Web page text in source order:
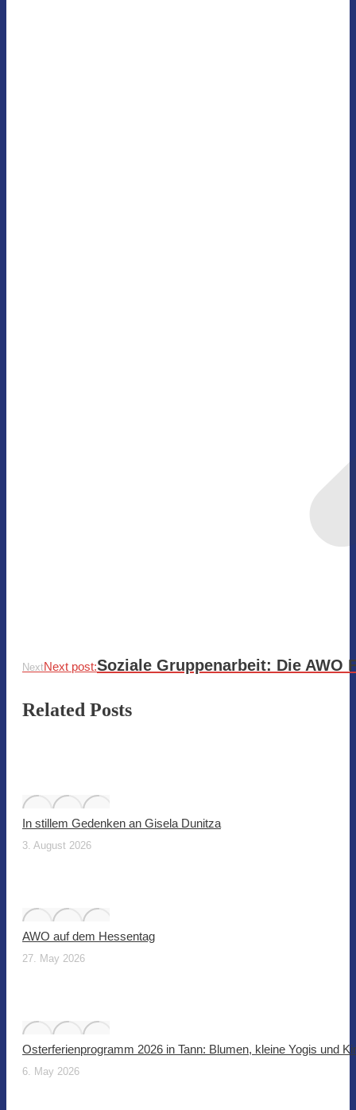
NextNext post:Soziale Gruppenarbeit: Die AWO
Related Posts
In stillem Gedenken an Gisela Dunitza
3. August 2026
AWO auf dem Hessentag
27. May 2026
Osterferienprogramm 2026 in Tann: Blumen, kleine Yogis und
6. May 2026